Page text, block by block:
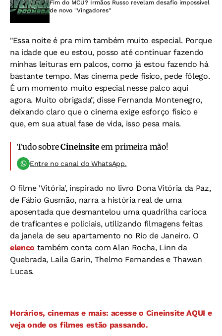
Fim do MCU? Irmãos Russo revelam desafio impossível
de novo "Vingadores"
"Essa noite é pra mim também muito especial. Porque
na idade que eu estou, posso até continuar fazendo
minhas leituras em palcos, como já estou fazendo há
bastante tempo. Mas cinema pede físico, pede fôlego.
É um momento muito especial nesse palco aqui
agora. Muito obrigada", disse Fernanda Montenegro,
deixando claro que o cinema exige esforço físico e
que, em sua atual fase de vida, isso pesa mais.
Tudo sobreCineinsiteem primeira mão!
Entre no canal do WhatsApp.
O filme 'Vitória', inspirado no livro Dona Vitória da Paz,
de Fábio Gusmão, narra a história real de uma
aposentada que desmantelou uma quadrilha carioca
de traficantes e policiais, utilizando filmagens feitas
da janela de seu apartamento no Rio de Janeiro. O
elenco também conta com Alan Rocha, Linn da
Quebrada, Laila Garin, Thelmo Fernandes e Thawan
Lucas.
Horários, cinemas e mais: acesse o Cineinsite AQUI e
veja onde os filmes estão passando.